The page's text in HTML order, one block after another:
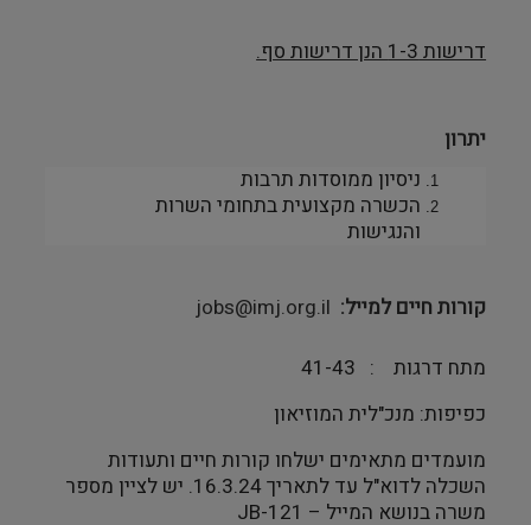
דרישות 1-3 הנן דרישות סף.
יתרון
ניסיון ממוסדות תרבות
הכשרה מקצועית בתחומי השרות
והנגישות
קורות חיים למייל jobs@imj.org.il
מתח דרגות : 41-43
כפיפות: מנכ"לית המוזיאון
מועמדים מתאימים ישלחו קורות חיים ותעודות
השכלה לדוא"ל עד לתאריך 16.3.24. יש לציין מספר
משרה בנושא המייל – JB-121